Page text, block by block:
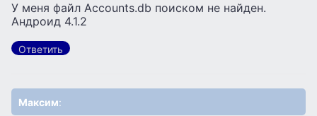
У меня файл Accounts.db поиском не найден.
Андроид 4.1.2
Ответить
Максим: